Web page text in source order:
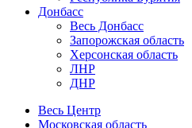
Донбасс
Весь Донбасс
Запорожская область
Херсонская область
ЛНР
ДНР
Весь Центр
Московская область